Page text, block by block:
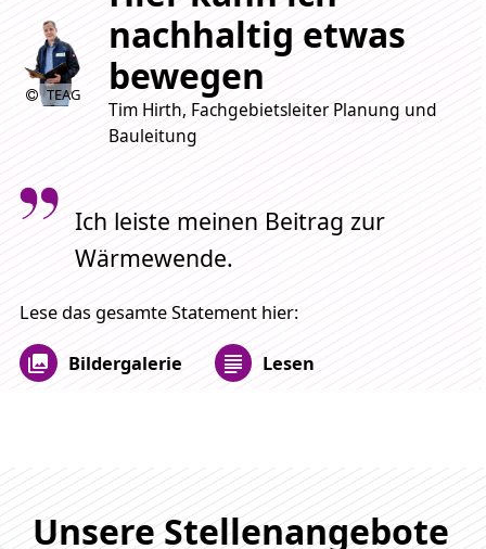
TEAG
nachhaltig etwas
bewegen
Tim Hirth, Fachgebietsleiter Planung und
Bauleitung
Ich leiste meinen Beitrag zur
Wärmewende.
Lese das gesamte Statement hier:
Bildergalerie Lesen
Unsere Stellenangebote